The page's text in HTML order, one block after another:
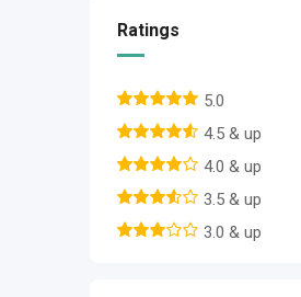
Ratings
5.0
4.5 & up
4.0 & up
3.5 & up
3.0 & up